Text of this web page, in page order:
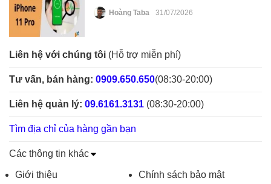
Hoàng Taba 31/07/2026
Liên hệ với chúng tôi (Hỗ trợ miễn phí)
Tư vấn, bán hàng: 0909.650.650(08:30-20:00)
Liên hệ quản lý: 09.6161.3131 (08:30-20:00)
Tìm địa chỉ của hàng gần bạn
Các thông tin khác
Giới thiệu
Chính sách bảo mật